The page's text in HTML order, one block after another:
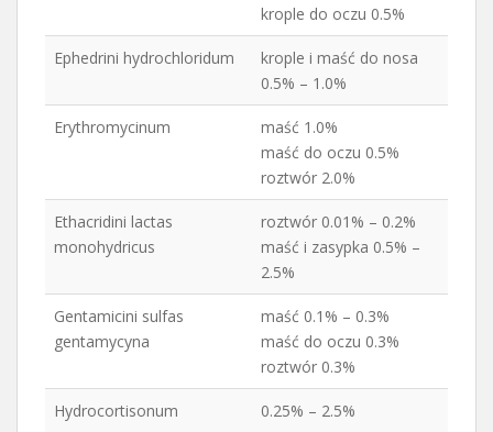
krople do oczu 0.5%
Ephedrini hydrochloridum
krople i maść do nosa
0.5% – 1.0%
Erythromycinum
maść 1.0%
maść do oczu 0.5%
roztwór 2.0%
Ethacridini lactas
monohydricus
roztwór 0.01% – 0.2%
maść i zasypka 0.5% –
2.5%
Gentamicini sulfas
gentamycyna
maść 0.1% – 0.3%
maść do oczu 0.3%
roztwór 0.3%
Hydrocortisonum 0.25% – 2.5%